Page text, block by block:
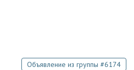
Объявление из группы #6174